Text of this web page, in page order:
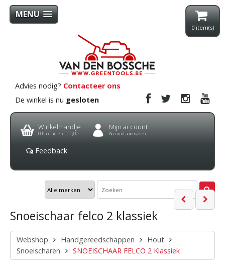
MENU
0 item(s)
Advies nodig? Contacteer ons
De winkel is nu gesloten
Winkelmandje
0 Producten -€ 0,00
Mijn account
Account aanmaken
Feedback
Snoeischaar felco 2 klassiek
Webshop Handgereedschappen
Hout
Snoeischaren
SNOEISCHAAR FELCO 2 Klassiek